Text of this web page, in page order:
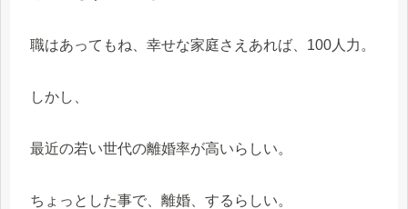
職はあってもね、幸せな家庭さえあれば、100人力。
しかし、
最近の若い世代の離婚率が高いらしい。
ちょっとした事で、離婚、するらしい。